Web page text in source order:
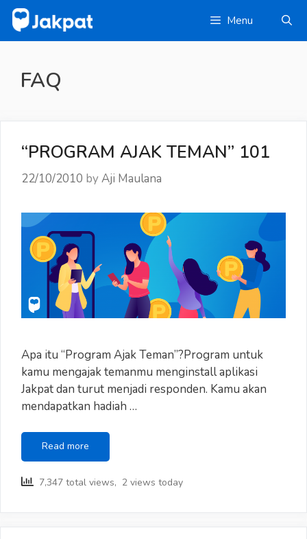
Skip
content
Menu
FAQ
“PROGRAM AJAK TEMAN” 101
22/10/2010 byAji Maulana
Apa itu “Program Ajak Teman”?Program untuk
kamu mengajak temanmu menginstall aplikasi
Jakpat dan turut menjadi responden. Kamu akan
mendapatkan hadiah …
Read more
AJAK
101
7,347 total views, 2 views today